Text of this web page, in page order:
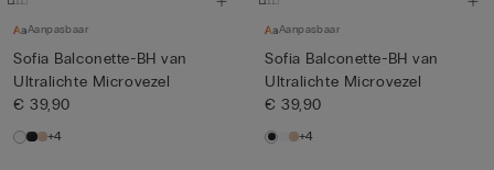
Aanpasbaar
Sofia Balconette-BH van
Ultralichte Microvezel
€ 39,90
+4
Aanpasbaar
Sofia Balconette-BH van
Ultralichte Microvezel
€ 39,90
+4